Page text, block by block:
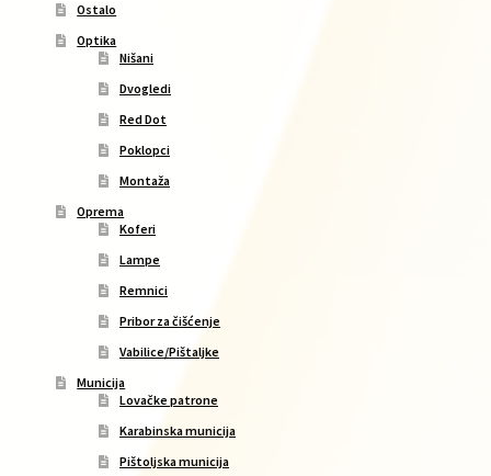
Ostalo
Optika
Nišani
Dvogledi
Red Dot
Poklopci
Montaža
Oprema
Koferi
Lampe
Remnici
Pribor za čišćenje
Vabilice/Pištaljke
Municija
Lovačke patrone
Karabinska municija
Pištoljska municija